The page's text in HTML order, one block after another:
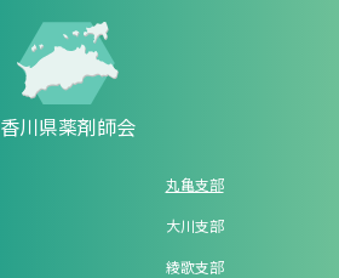
香川県薬剤師会
丸亀支部
大川支部
綾歌支部